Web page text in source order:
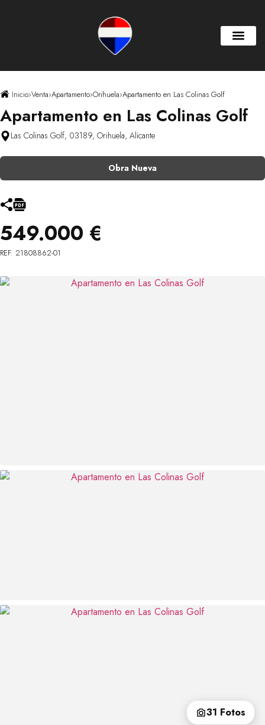
Inicio›Venta›Apartamento›Orihuela›Apartamento en Las Colinas Golf
Apartamento en Las Colinas Golf
Las Colinas Golf, 03189, Orihuela, Alicante
Obra Nueva
549.000 €
REF. 21808862-01
31 Fotos